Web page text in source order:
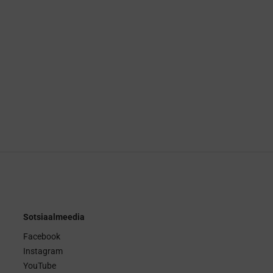
Sotsiaalmeedia
Facebook
Instagram
YouTube